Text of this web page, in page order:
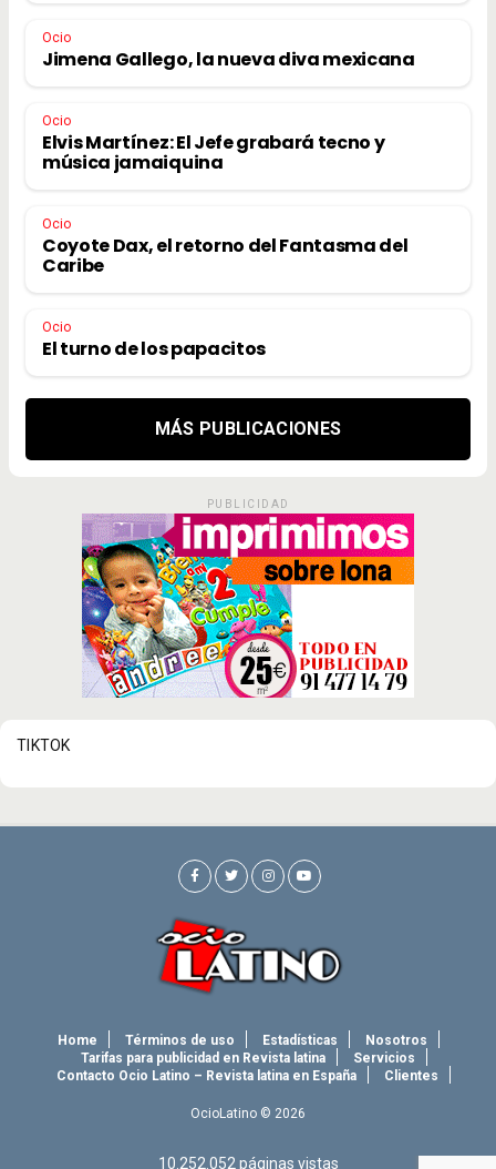
Ocio
Jimena Gallego, la nueva diva mexicana
Ocio
Elvis Martínez: El Jefe grabará tecno y
música jamaiquina
Ocio
Coyote Dax, el retorno del Fantasma del
Caribe
Ocio
El turno de los papacitos
MÁS PUBLICACIONES
PUBLICIDAD
TIKTOK
Home Términos de uso Estadísticas
Nosotros
Tarifas para publicidad en Revista latina
Servicios
Contacto Ocio Latino – Revista latina en España
Clientes
OcioLatino © 2026
10.252.052 páginas vistas